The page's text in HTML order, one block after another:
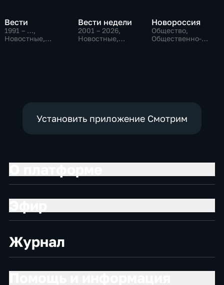
Вести
1991 – …,
Новостные,
Вести недели
2001 – 2026,
Новостные,
Новороссия
Общество,
Общественно-
Установить приложение Смотрим
Журнал